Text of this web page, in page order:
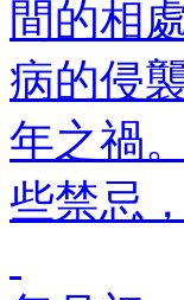
間的相
病的侵
年之禍
些禁忌